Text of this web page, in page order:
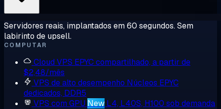
Servidores reais, implantados em 60 segundos. Sem
labirinto de upsell.
COMPUTAR
Cloud VPS EPYC compartilhado, a partir de
$2,48/mês
VPS de alto desempenho Núcleos EPYC
dedicados, DDR5
VPS com GPU New L4, L40S, H100 sob demanda